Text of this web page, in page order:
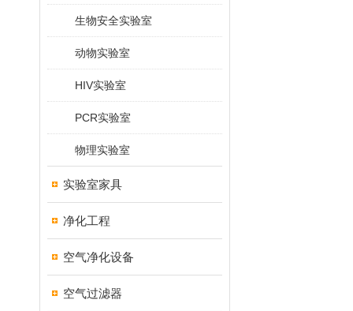
生物安全实验室
动物实验室
HIV实验室
PCR实验室
物理实验室
实验室家具
净化工程
空气净化设备
空气过滤器